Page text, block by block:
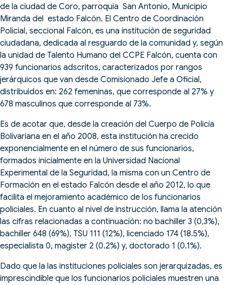
de la ciudad de Coro, parroquia San Antonio, Municipio
Miranda del estado Falcón. El Centro de Coordinación
Policial, seccional Falcón, es una institución de seguridad
ciudadana, dedicada al resguardo de la comunidad y, según
la unidad de Talento Humano del CCPE Falcón, cuenta con
939 funcionarios adscritos, caracterizados por rangos
jerárquicos que van desde Comisionado Jefe a Oficial,
distribuidos en: 262 femeninas, que corresponde al 27% y
678 masculinos que corresponde al 73%.
Es de acotar que, desde la creación del Cuerpo de Policía
Bolivariana en el año 2008, esta institución ha crecido
exponencialmente en el número de sus funcionarios,
formados inicialmente en la Universidad Nacional
Experimental de la Seguridad, la misma con un Centro de
Formación en el estado Falcón desde el año 2012, lo que
facilita el mejoramiento académico de los funcionarios
policiales. En cuanto al nivel de instrucción, llama la atención
las cifras relacionadas a continuación: no bachiller 3 (0,3%),
bachiller 648 (69%), TSU 111 (12%), licenciado 174 (18.5%),
especialista 0, magister 2 (0.2%) y, doctorado 1 (0.1%).
Dado que la las instituciones policiales son jerarquizadas, es
imprescindible que los funcionarios policiales muestren una